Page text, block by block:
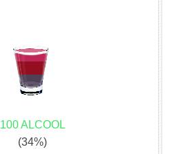
100 ALCOOL
(34%)